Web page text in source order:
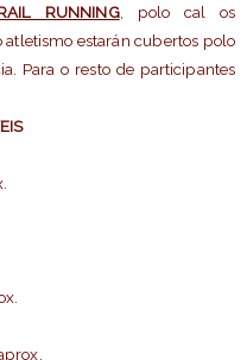
RUNNING, polo cal os
estarán cubertos polo
Para o resto de participantes